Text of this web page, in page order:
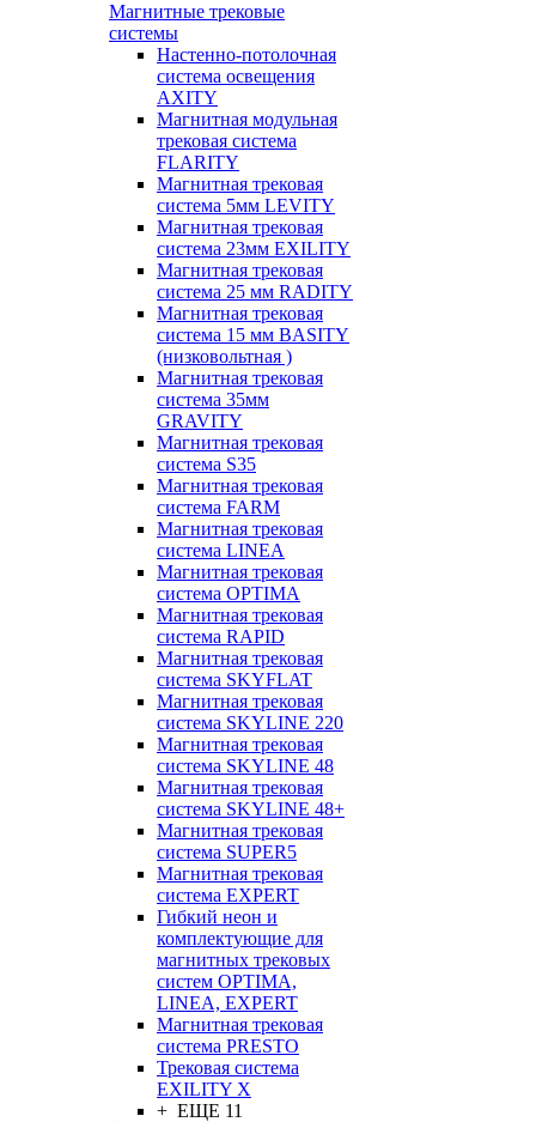
Магнитные трековые
системы
Настенно-потолочная
система освещения
AXITY
Магнитная модульная
трековая система
FLARITY
Магнитная трековая
система 5мм LEVITY
Магнитная трековая
система 23мм EXILITY
Магнитная трековая
система 25 мм RADITY
Магнитная трековая
система 15 мм BASITY
(низковольтная )
Магнитная трековая
система 35мм
GRAVITY
Магнитная трековая
система S35
Магнитная трековая
система FARM
Магнитная трековая
система LINEA
Магнитная трековая
система OPTIMA
Магнитная трековая
система RAPID
Магнитная трековая
система SKYFLAT
Магнитная трековая
система SKYLINE 220
Магнитная трековая
система SKYLINE 48
Магнитная трековая
система SKYLINE 48+
Магнитная трековая
система SUPER5
Магнитная трековая
система EXPERT
Гибкий неон и
комплектующие для
магнитных трековых
систем OPTIMA,
LINEA, EXPERT
Магнитная трековая
система PRESTO
Трековая система
EXILITY X
+ ЕЩЕ 11